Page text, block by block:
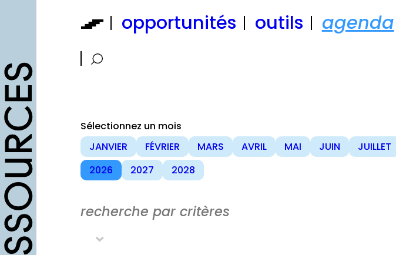
opportunités outils agenda
Sélectionnez un mois
JANVIER
FÉVRIER MARS AVRIL MAI JUIN JUILLET
2026
2027 2028
recherche par critères